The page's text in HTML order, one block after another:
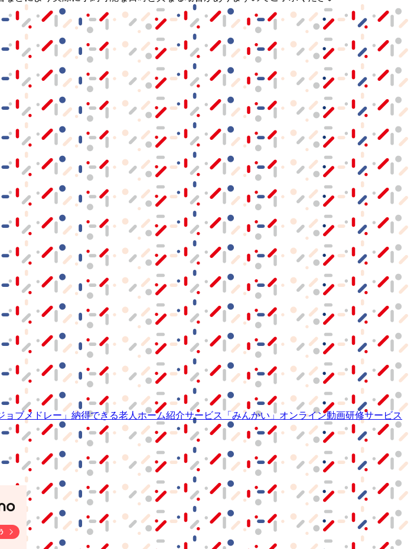
ョブメドレー」 納得できる老人ホーム紹介サービス 「みんかい」 オンライン動画研修サービス